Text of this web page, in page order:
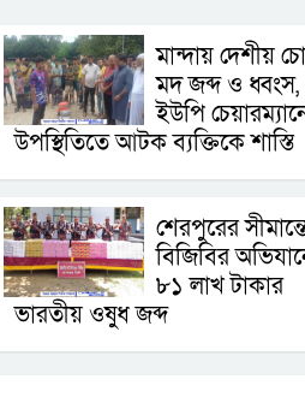
মান্দায় দেশীয়
মদ জব্দ ও ধ্বংস,
ইউপি
উপস্থিতিতে আটক ব্যক্তিকে শাস্তি
শেরপুরের
বিজিবির
৮১ লাখ টাকার
ভারতীয় ওষুধ জব্দ